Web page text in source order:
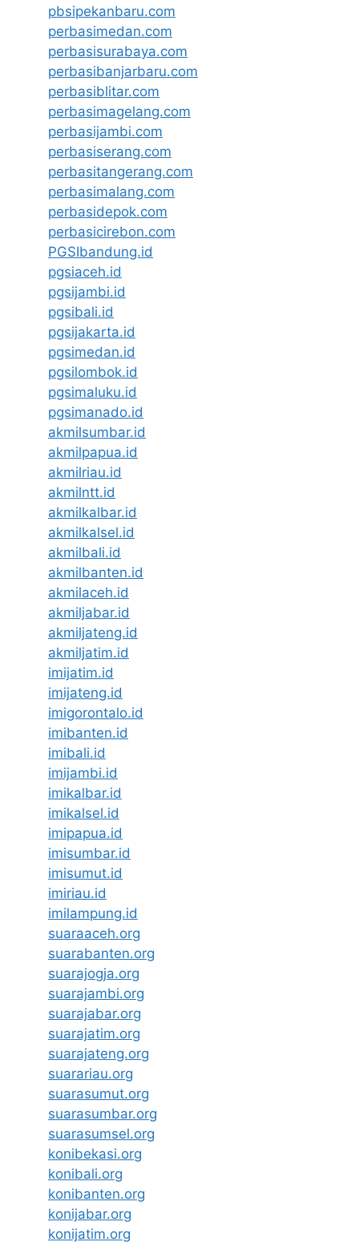
pbsipekanbaru.com
perbasimedan.com
perbasisurabaya.com
perbasibanjarbaru.com
perbasiblitar.com
perbasimagelang.com
perbasijambi.com
perbasiserang.com
perbasitangerang.com
perbasimalang.com
perbasidepok.com
perbasicirebon.com
PGSIbandung.id
pgsiaceh.id
pgsijambi.id
pgsibali.id
pgsijakarta.id
pgsimedan.id
pgsilombok.id
pgsimaluku.id
pgsimanado.id
akmilsumbar.id
akmilpapua.id
akmilriau.id
akmilntt.id
akmilkalbar.id
akmilkalsel.id
akmilbali.id
akmilbanten.id
akmilaceh.id
akmiljabar.id
akmiljateng.id
akmiljatim.id
imijatim.id
imijateng.id
imigorontalo.id
imibanten.id
imibali.id
imijambi.id
imikalbar.id
imikalsel.id
imipapua.id
imisumbar.id
imisumut.id
imiriau.id
imilampung.id
suaraaceh.org
suarabanten.org
suarajogja.org
suarajambi.org
suarajabar.org
suarajatim.org
suarajateng.org
suarariau.org
suarasumut.org
suarasumbar.org
suarasumsel.org
konibekasi.org
konibali.org
konibanten.org
konijabar.org
konijatim.org